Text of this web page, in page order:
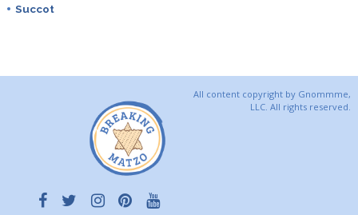
Succot
All content copyright by Gnommme,
LLC. All rights reserved.